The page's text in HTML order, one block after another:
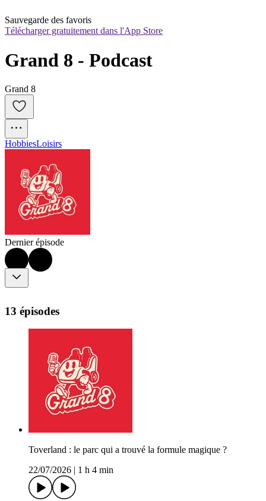
Sauvegarde des favoris
Télécharger gratuitement dans l'App Store
Grand 8 - Podcast
Grand 8
HobbiesLoisirs
Dernier épisode
13 épisodes
Toverland : le parc qui a trouvé la formule magique ?
22/07/2026
1 h 4 min